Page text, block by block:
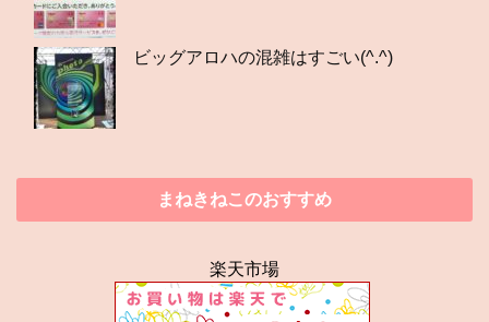
ビッグアロハの混雑はすごい(^.^)
まねきねこのおすすめ
楽天市場